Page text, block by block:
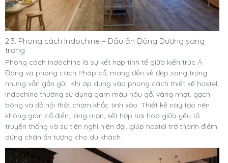
2.3. Phong cách Indochine – Dấu ấn Đông Dương sang
trọng
Phong cách Indochine là sự kết hợp tinh tế giữa kiến trúc Á
Đông và phong cách Pháp cổ, mang đến vẻ đẹp sang trọng
nhưng vẫn gần gũi. Khi áp dụng vào phong cách thiết kế hostel,
Indochine thường sử dụng gam màu nâu gỗ, vàng nhạt, gạch
bông và đồ nội thất chạm khắc tinh xảo. Thiết kế này tạo nên
không gian cổ điển, lãng mạn, kết hợp hài hòa giữa yếu tố
truyền thống và sự tiện nghi hiện đại, giúp hostel trở thành điểm
dừng chân ấn tượng cho du khách.